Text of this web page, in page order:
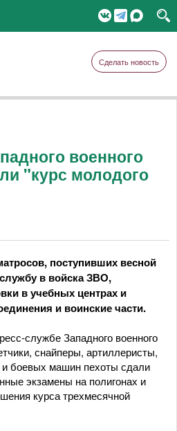
Сделать новость
военного
"курс молодого
поступивших весной
в войска ЗВО,
в учебных центрах и
и воинские части.
службе Западного военного
снайперы, артиллеристы,
и боевых машин пехоты сдали
экзамены на полигонах и
курса трехмесячной